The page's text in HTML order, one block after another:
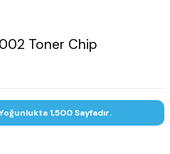
Toner Chip
1,500 Sayfadır.